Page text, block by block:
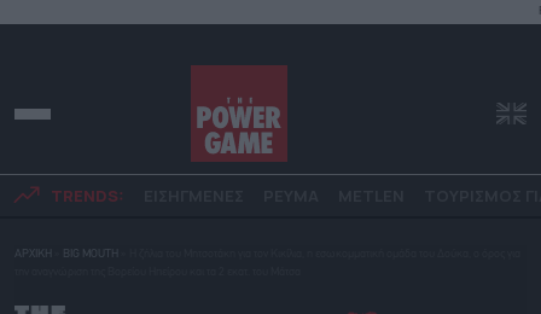
TRENDS:
ΑΡΧΙΚΗ BIG MOUTH